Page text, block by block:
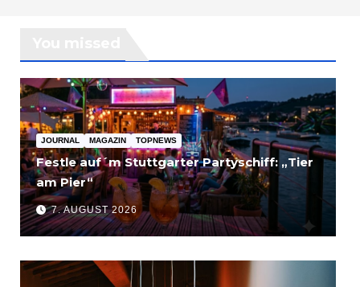
JOURNAL MAGAZIN TOPNEWS
Festle auf´m Stuttgarter Partyschiff: „Tier
am Pier“
7. AUGUST 2026